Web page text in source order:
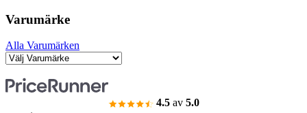
Varumärke
Alla Varumärken
4.5 av 5.0